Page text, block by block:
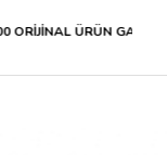
ÜRÜN